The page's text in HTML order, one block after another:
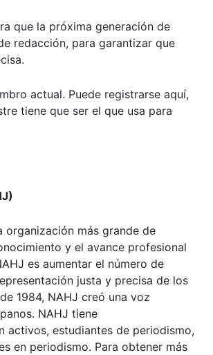
que la próxima generación de
redacción, para garantizar que
actual. Puede registrarse aquí,
tiene que ser el que usa para
organización más grande de
y el avance profesional
es aumentar el número de
justa y precisa de los
1984, NAHJ creó una voz
NAHJ tiene
activos, estudiantes de periodismo,
en periodismo. Para obtener más